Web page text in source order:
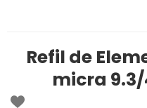
Refil de
micra